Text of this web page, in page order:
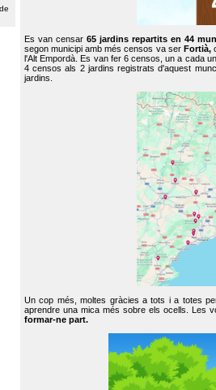
Es van censar65 jardins repartits en 44
segon municipi amb més censos va ser Fortià,
l'Alt Empordà. Es van fer 6 censos, un a cada
4 censos als 2 jardins registrats d'aquest
jardins.
Un cop més, moltes gràcies a tots i a totes
aprendre una mica més sobre els ocells. Les
formar-ne part.